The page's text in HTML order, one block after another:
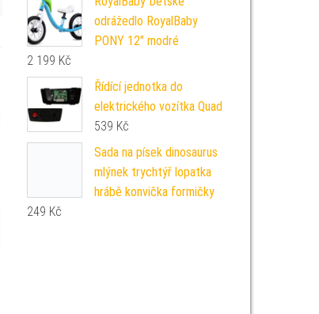
odrážedlo RoyalBaby
PONY 12" modré
2 199 Kč
Řídící jednotka do
elektrického vozítka Quad
539 Kč
Sada na písek dinosaurus
mlýnek trychtýř lopatka
hrábě konvička formičky
249 Kč